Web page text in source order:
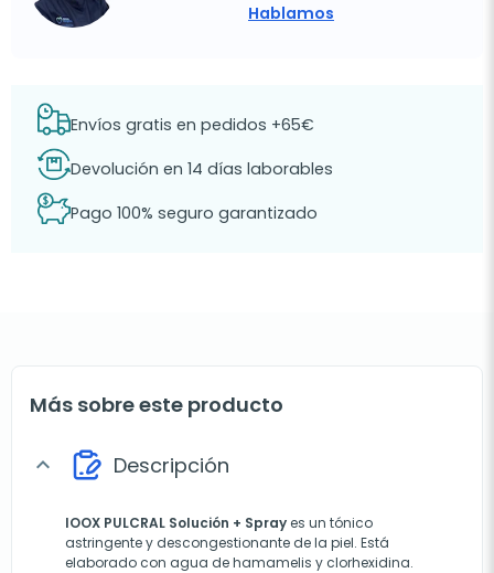
Hablamos
Envíos gratis en pedidos +65€
Devolución en 14 días laborables
Pago 100% seguro garantizado
Más sobre este producto
expand_more Descripción
IOOX PULCRAL Solución + Sprayes un tónico
astringente y descongestionante de la piel. Está
elaborado con agua de hamamelis y clorhexidina.